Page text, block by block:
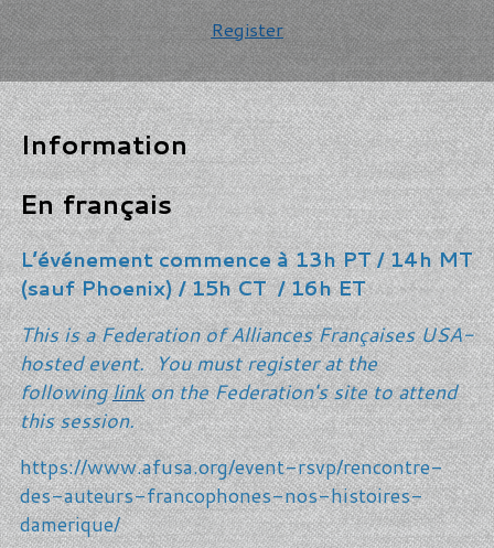
Register
Information
En français
L’événement commence à 13h PT / 14h MT
(sauf Phoenix) / 15h CT / 16h ET
This is a Federation of Alliances Françaises USA-
hosted event. You must register at the
followinglinkon the Federation's site to attend
this session.
https://www.afusa.org/event-rsvp/rencontre-
des-auteurs-francophones-nos-histoires-
damerique/